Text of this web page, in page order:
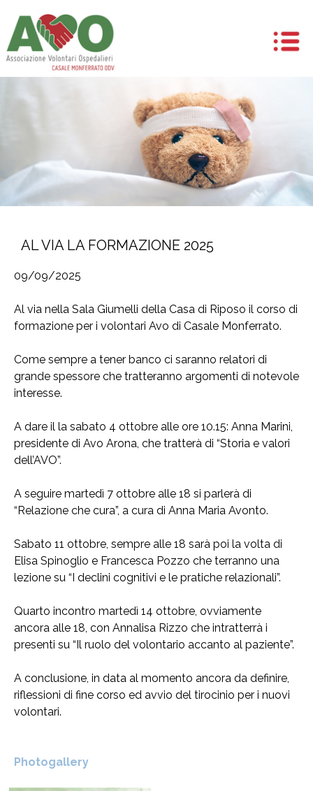
AL VIA LA FORMAZIONE 2025
09/09/2025
Al via nella Sala Giumelli della Casa di Riposo il corso di
formazione per i volontari Avo di Casale Monferrato.
Come sempre a tener banco ci saranno relatori di
grande spessore che tratteranno argomenti di notevole
interesse.
A dare il la sabato 4 ottobre alle ore 10.15: Anna Marini,
presidente di Avo Arona, che tratterà di “Storia e valori
dell’AVO”.
A seguire martedì 7 ottobre alle 18 si parlerà di
“Relazione che cura”, a cura di Anna Maria Avonto.
Sabato 11 ottobre, sempre alle 18 sarà poi la volta di
Elisa Spinoglio e Francesca Pozzo che terranno una
lezione su “I declini cognitivi e le pratiche relazionali”.
Quarto incontro martedì 14 ottobre, ovviamente
ancora alle 18, con Annalisa Rizzo che intratterrà i
presenti su “Il ruolo del volontario accanto al paziente”.
A conclusione, in data al momento ancora da definire,
riflessioni di fine corso ed avvio del tirocinio per i nuovi
volontari.
Photogallery